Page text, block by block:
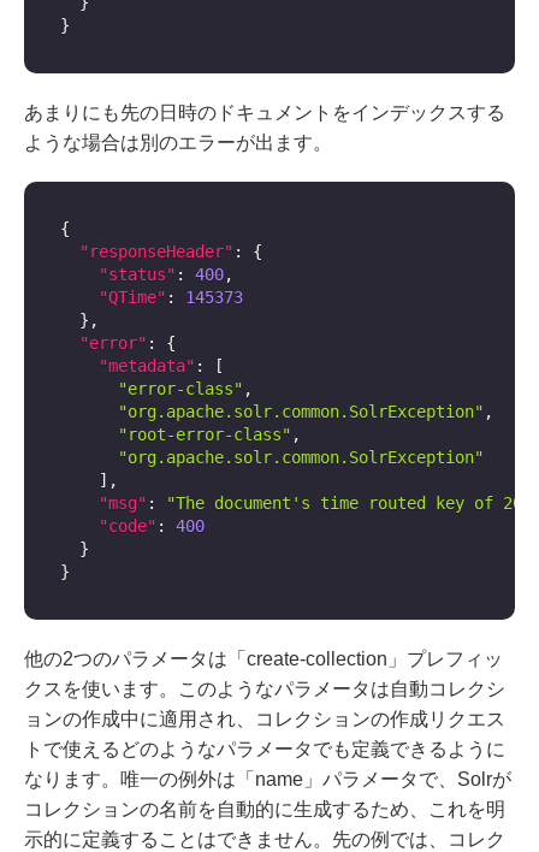
}
あまりにも先の日時のドキュメントをインデックスする
ような場合は別のエラーが出ます。
{
"responseHeader" :
{
"status" : 400,
"QTime" :
145373
} ,
"error" :
{
"metadata" :
[
"error-class" ,
"org.apache.solr.common.SolrException" ,
"root-error-class" ,
"org.apache.solr.common.SolrException"
] ,
"msg" :
"The document's time routed key of
"code" :
400
}
}
他の2つのパラメータは「create-collection」プレフィッ
クスを使います。このようなパラメータは自動コレクシ
ョンの作成中に適用され、コレクションの作成リクエス
トで使えるどのようなパラメータでも定義できるように
なります。唯一の例外は「name」パラメータで、Solrが
コレクションの名前を自動的に生成するため、これを明
示的に定義することはできません。先の例では、コレク